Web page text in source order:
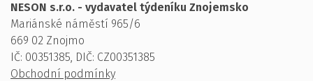
NESON s.r.o. - vydavatel týdeníku Znojemsko
Mariánské náměstí 965/6
669 02 Znojmo
IČ: 00351385, DIČ: CZ00351385
Obchodní podmínky